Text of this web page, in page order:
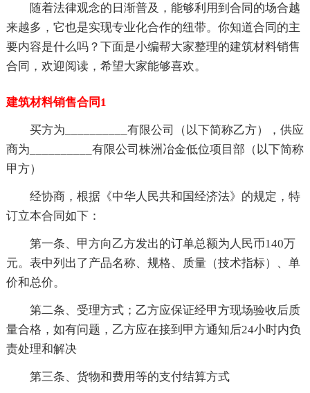
随着法律观念的日渐普及，能够利用到合同的场合越
来越多，它也是实现专业化合作的纽带。你知道合同的主
要内容是什么吗？下面是小编帮大家整理的建筑材料销售
合同，欢迎阅读，希望大家能够喜欢。
建筑材料销售合同1
买方为__________有限公司（以下简称乙方），供应
商为__________有限公司株洲冶金低位项目部（以下简称
甲方）
经协商，根据《中华人民共和国经济法》的规定，特
订立本合同如下：
第一条、甲方向乙方发出的订单总额为人民币140万
元。表中列出了产品名称、规格、质量（技术指标）、单
价和总价。
第二条、受理方式；乙方应保证经甲方现场验收后质
量合格，如有问题，乙方应在接到甲方通知后24小时内负
责处理和解决
第三条、货物和费用等的支付结算方式